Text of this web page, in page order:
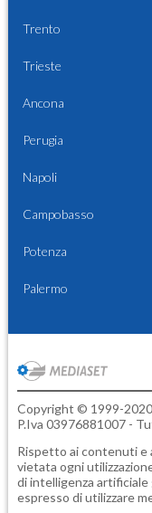
Trento
Trieste
Ancona
Perugia
Napoli
Campobasso
Potenza
Palermo
Copyright © 1999-2020
P.Iva 03976881007 -
Rispetto ai contenuti e
vietata ogni
di intelligenza
espresso di utilizzare